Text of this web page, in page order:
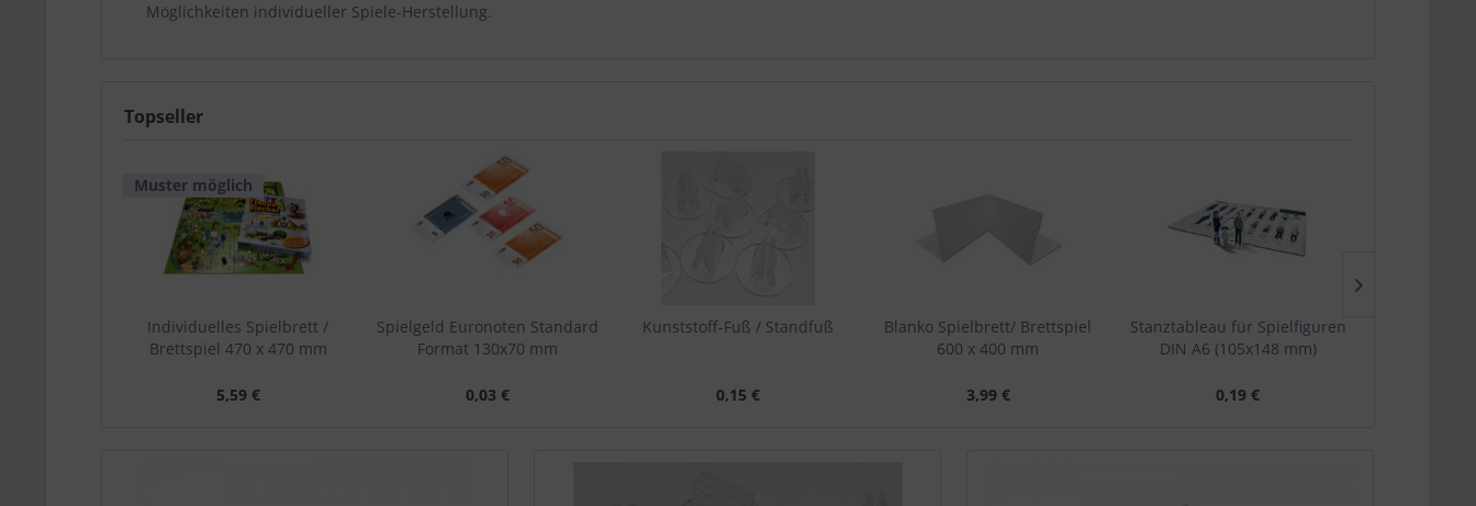
Möglichkeiten individueller Spiele-Herstellung.
Topseller
Muster möglich
Individuelles Spielbrett /
Brettspiel 470 x 470 mm
5,59 €
Spielgeld Euronoten Standard
Format 130x70 mm
0,03 €
Kunststoff-Fuß / Standfuß
0,15 €
Blanko Spielbrett/ Brettspiel
600 x 400 mm
3,99 €
Stanztableau für Spielfiguren
DIN A6 (105x148 mm)
0,19 €